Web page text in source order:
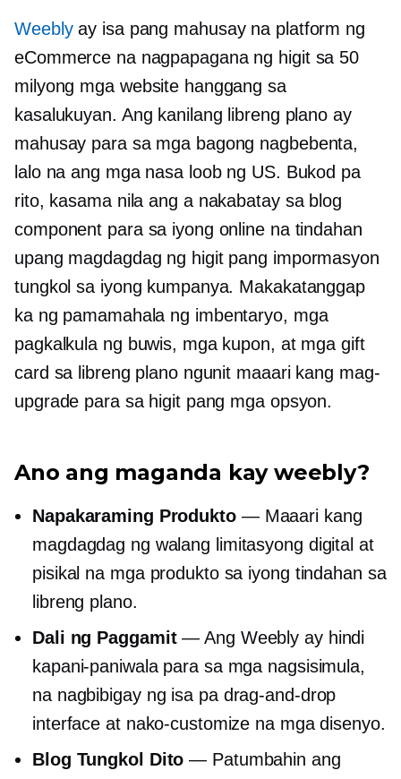
Weeblyay isa pang mahusay na platform ng
eCommerce na nagpapagana ng higit sa 50
milyong mga website hanggang sa
kasalukuyan. Ang kanilang libreng plano ay
mahusay para sa mga bagong nagbebenta,
lalo na ang mga nasa loob ng US. Bukod pa
rito, kasama nila ang a nakabatay sa blog
component para sa iyong online na tindahan
upang magdagdag ng higit pang impormasyon
tungkol sa iyong kumpanya. Makakatanggap
ka ng pamamahala ng imbentaryo, mga
pagkalkula ng buwis, mga kupon, at mga gift
card sa libreng plano ngunit maaari kang mag-
upgrade para sa higit pang mga opsyon.
Ano ang maganda kay weebly?
Napakaraming Produkto— Maaari kang
magdagdag ng walang limitasyong digital at
pisikal na mga produkto sa iyong tindahan sa
libreng plano.
Dali ng Paggamit— Ang Weebly ay hindi
kapani-paniwala para sa mga nagsisimula,
na nagbibigay ng isa pa drag-and-drop
interface at nako-customize na mga disenyo.
Blog Tungkol Dito — Patumbahin ang